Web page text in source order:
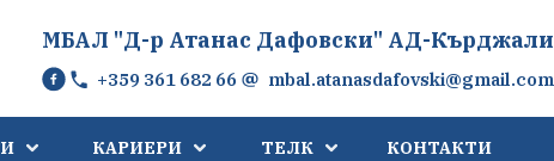
МБАЛ "Д-р Атанас Дафовски" АД-Кърджали
+359 361 682 66 mbal.atanasdafovski@gmail.com
КАРИЕРИ ТЕЛК КОНТАКТИ